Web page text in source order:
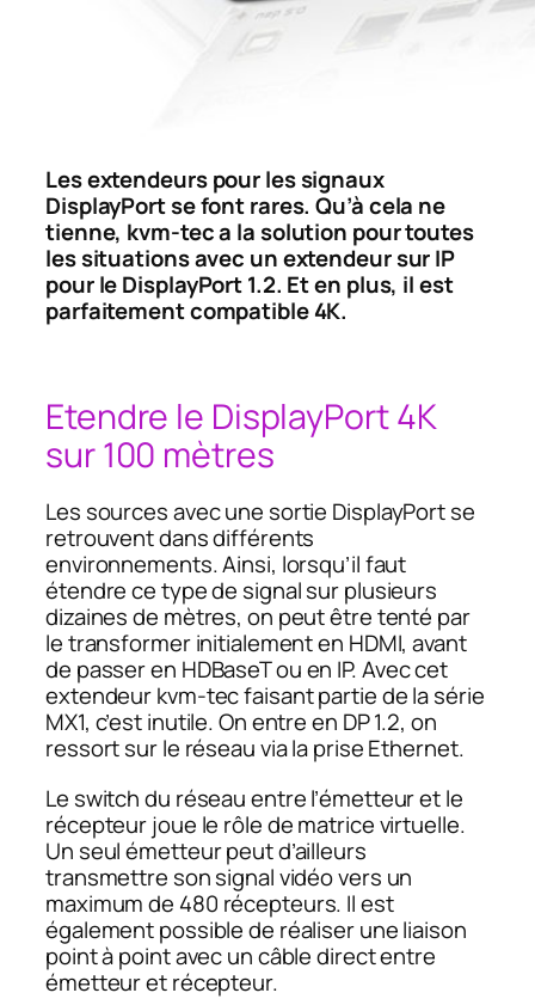
Les extendeurs pour les signaux
DisplayPort se font rares. Qu’à cela ne
tienne, kvm-tec a la solution pour toutes
les situations avec un extendeur sur IP
pour le DisplayPort 1.2. Et en plus, il est
parfaitement compatible 4K.
Etendre le DisplayPort 4K
sur 100 mètres
Les sources avec une sortie DisplayPort se
retrouvent dans différents
environnements. Ainsi, lorsqu’il faut
étendre ce type de signal sur plusieurs
dizaines de mètres, on peut être tenté par
le transformer initialement en HDMI, avant
de passer en HDBaseT ou en IP. Avec cet
extendeur kvm-tec faisant partie de la série
MX1, c’est inutile. On entre en DP 1.2, on
ressort sur le réseau via la prise Ethernet.
Le switch du réseau entre l’émetteur et le
récepteur joue le rôle de matrice virtuelle.
Un seul émetteur peut d’ailleurs
transmettre son signal vidéo vers un
maximum de 480 récepteurs. Il est
également possible de réaliser une liaison
point à point avec un câble direct entre
émetteur et récepteur.